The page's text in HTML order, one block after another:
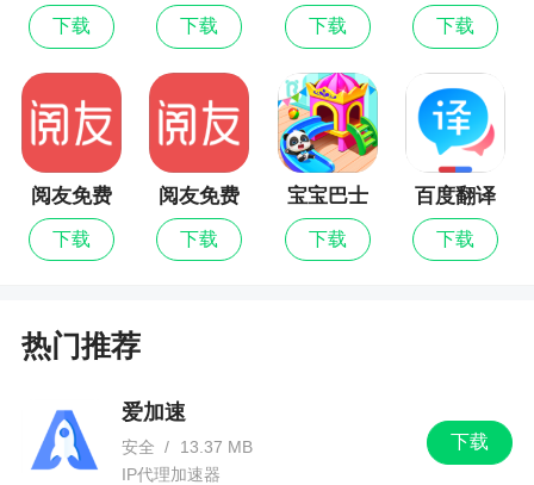
1、这里的小说更新快速，第一时间就可以阅读
到最新的小说内容，手机阅读随时开启
2、排行榜，小说内容精彩不断，各种小说资源
都是优质内容
3、看书会更加方便的哦，海量的内容都是可以
分享给你的
据分类获取
5、这里的所有图书资源都是免费的，供用户阅
读。在强大的搜索引擎下，你可以轻松搜索你想读
的小说
大师
下载
活
下载
校园
下载 下载
阅友免费
小说最新
版
下载
阅友免费
小说
下载
宝宝巴士
奇妙屋
下载
百度翻译
下载
热门推荐
下载
爱加速
安全 /
13.37 MB
IP代理加速器